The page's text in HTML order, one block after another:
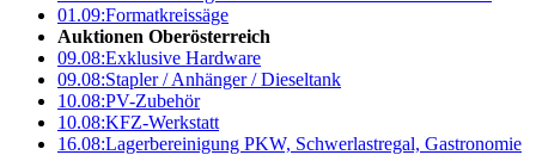
01.09:Formatkreissäge
Auktionen Oberösterreich
09.08:Exklusive Hardware
09.08:Stapler / Anhänger / Dieseltank
10.08:PV-Zubehör
10.08:KFZ-Werkstatt
16.08:Lagerbereinigung PKW, Schwerlastregal, Gastronomie